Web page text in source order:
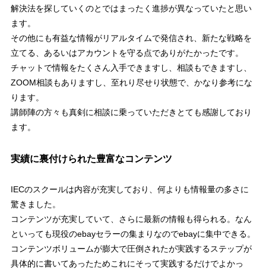
解決法を探していくのとではまったく進捗が異なっていたと思い
ます。
その他にも有益な情報がリアルタイムで発信され、新たな戦略を
立てる、あるいはアカウントを守る点でありがたかったです。
チャットで情報をたくさん入手できますし、相談もできますし、
ZOOM相談もありますし、至れり尽せり状態で、かなり参考にな
ります。
講師陣の方々も真剣に相談に乗っていただきとても感謝しており
ます。
実績に裏付けられた豊富なコンテンツ
IECのスクールは内容が充実しており、何よりも情報量の多さに
驚きました。
コンテンツが充実していて、さらに最新の情報も得られる。なん
といっても現役のebayセラーの集まりなのでebayに集中できる。
コンテンツボリュームが膨大で圧倒されたが実践するステップが
具体的に書いてあったためこれにそって実践するだけでよかっ